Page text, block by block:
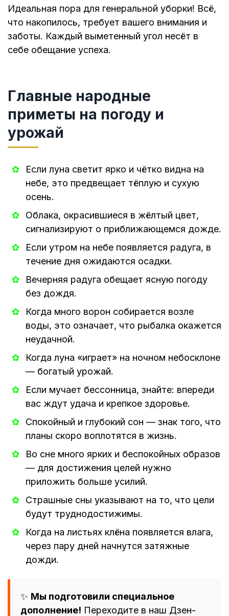
Идеальная пора для генеральной уборки! Всё,
что накопилось, требует вашего внимания и
заботы. Каждый выметенный угол несёт в
себе обещание успеха.
Главные народные
приметы на погоду и
урожай
Если луна светит ярко и чётко видна на
небе, это предвещает тёплую и сухую
осень.
Облака, окрасившиеся в жёлтый цвет,
сигнализируют о приближающемся дожде.
Если утром на небе появляется радуга, в
течение дня ожидаются осадки.
Вечерняя радуга обещает ясную погоду
без дождя.
Когда много ворон собирается возле
воды, это означает, что рыбалка окажется
неудачной.
Когда луна «играет» на ночном небосклоне
— богатый урожай.
Если мучает бессонница, знайте: впереди
вас ждут удача и крепкое здоровье.
Спокойный и глубокий сон — знак того, что
планы скоро воплотятся в жизнь.
Во сне много ярких и беспокойных образов
— для достижения целей нужно
приложить больше усилий.
Страшные сны указывают на то, что цели
будут труднодостижимы.
Когда на листьях клёна появляется влага,
через пару дней начнутся затяжные
дожди.
✨ Мы подготовили специальное
дополнение! Переходите в наш Дзен-